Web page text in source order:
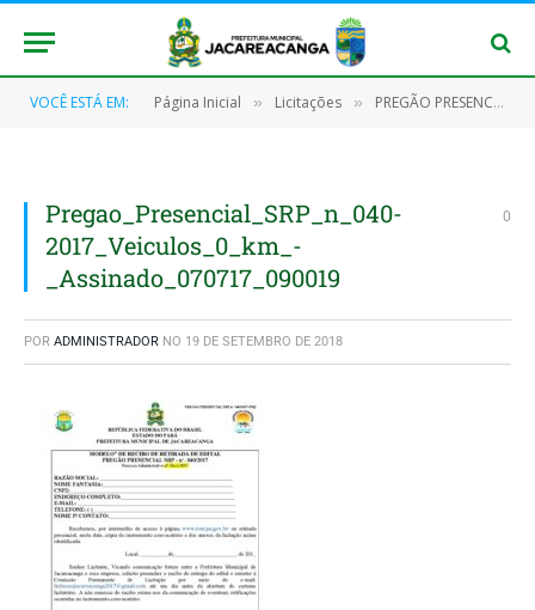
VOCÊ ESTÁ EM: Página Inicial » Licitações » PREGÃO PRESENCIAL SRP Nº 040/2017
Pregao_Presencial_SRP_n_040-
2017_Veiculos_0_km_-
_Assinado_070717_090019
0
POR ADMINISTRADOR NO 19 DE SETEMBRO DE 2018